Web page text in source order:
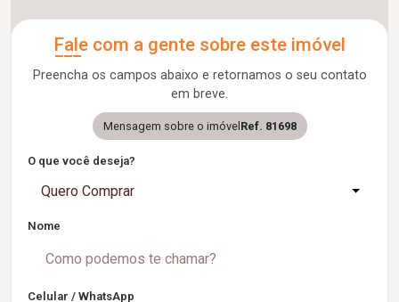
Fale com a gente sobre este imóvel
Preencha os campos abaixo e retornamos o seu contato
em breve.
Mensagem sobre o imóvel Ref. 81698
O que você deseja?
Quero Comprar
Nome
Celular / WhatsApp